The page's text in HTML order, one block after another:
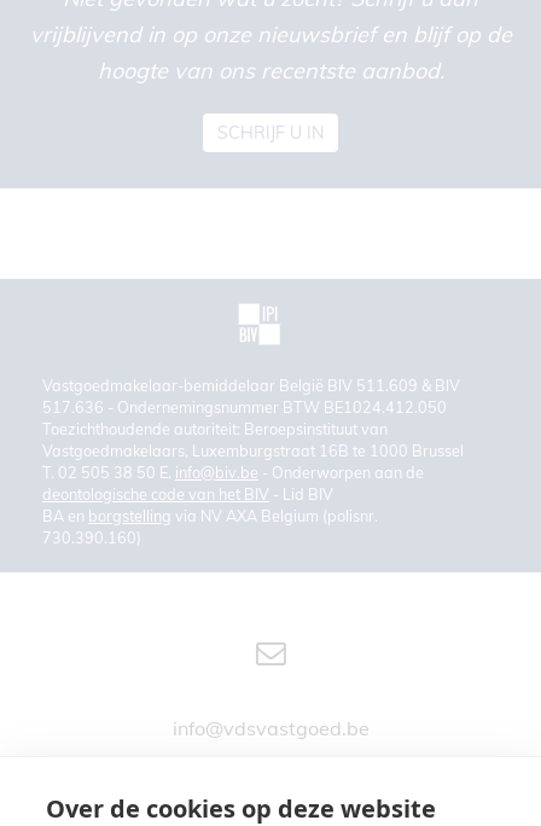
vrijblijvend in op onze nieuwsbrief en blijf op de
hoogte van ons recentste aanbod.
SCHRIJF U IN
Vastgoedmakelaar-bemiddelaar België BIV 511.609 & BIV
517.636 - Ondernemingsnummer BTW BE1024.412.050
Toezichthoudende autoriteit: Beroepsinstituut van
Vastgoedmakelaars, Luxemburgstraat 16B te 1000 Brussel
T. 02 505 38 50 E. info@biv.be - Onderworpen aan de
deontologische code van het BIV - Lid BIV
BA en borgstelling via NV AXA Belgium (polisnr.
730.390.160)
info@vdsvastgoed.be
Over de cookies op deze website